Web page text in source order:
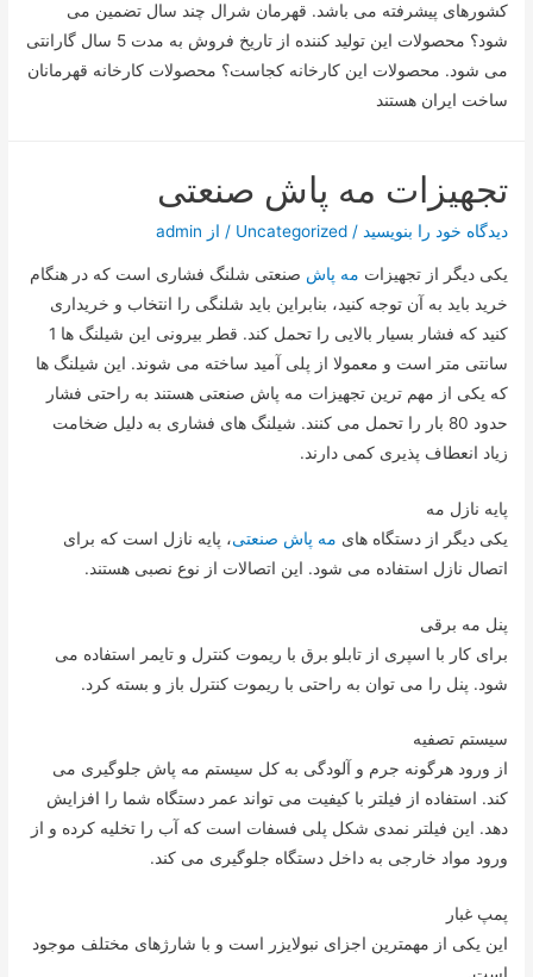
کشورهای پیشرفته می باشد. قهرمان شرال چند سال تضمین می
شود؟ محصولات این تولید کننده از تاریخ فروش به مدت 5 سال گارانتی
می شود. محصولات این کارخانه کجاست؟ محصولات کارخانه قهرمانان
ساخت ایران هستند
تجهیزات مه پاش صنعتی
دیدگاه‌ خود را بنویسید /
Uncategorized / از admin
یکی دیگر از تجهیزات مه پاش صنعتی شلنگ فشاری است که در هنگام
خرید باید به آن توجه کنید، بنابراین باید شلنگی را انتخاب و خریداری
کنید که فشار بسیار بالایی را تحمل کند. قطر بیرونی این شیلنگ ها 1
سانتی متر است و معمولا از پلی آمید ساخته می شوند. این شیلنگ ها
که یکی از مهم ترین تجهیزات مه پاش صنعتی هستند به راحتی فشار
حدود 80 بار را تحمل می کنند. شیلنگ های فشاری به دلیل ضخامت
زیاد انعطاف پذیری کمی دارند.
پایه نازل مه
یکی دیگر از دستگاه های مه پاش صنعتی، پایه نازل است که برای
اتصال نازل استفاده می شود. این اتصالات از نوع نصبی هستند.
پنل مه برقی
برای کار با اسپری از تابلو برق با ریموت کنترل و تایمر استفاده می
شود. پنل را می توان به راحتی با ریموت کنترل باز و بسته کرد.
سیستم تصفیه
از ورود هرگونه جرم و آلودگی به کل سیستم مه پاش جلوگیری می
کند. استفاده از فیلتر با کیفیت می تواند عمر دستگاه شما را افزایش
دهد. این فیلتر نمدی شکل پلی فسفات است که آب را تخلیه کرده و از
ورود مواد خارجی به داخل دستگاه جلوگیری می کند.
پمپ غبار
این یکی از مهمترین اجزای نبولایزر است و با شارژهای مختلف موجود